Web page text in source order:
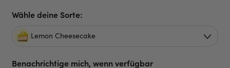
Wähle deine Sorte:
Lemon Cheesecake
Benachrichtige mich, wenn verfügbar